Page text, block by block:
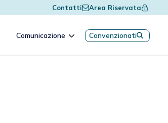
Contatti Area Riservata
Comunicazione Convenzionati